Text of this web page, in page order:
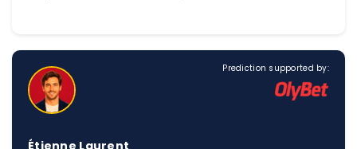
Prediction supported by:
Étienne Laurent